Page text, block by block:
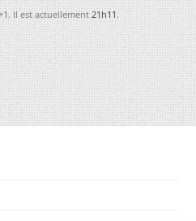
Il est actuellement21h11.